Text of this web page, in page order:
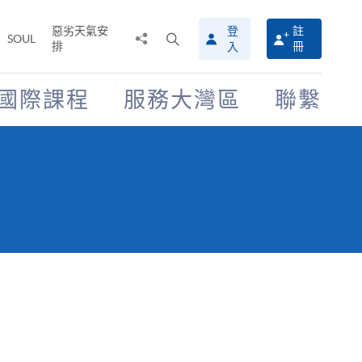
SOUL
惡劣天氣安
排
搜
尋
介
面
登
入
註
冊
際課程 服務大灣區 聯繫